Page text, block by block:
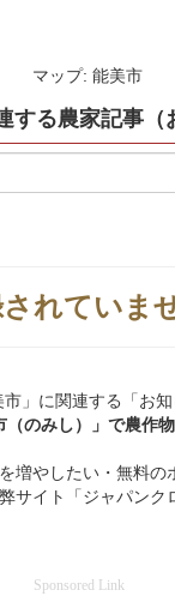
マップ: 能美市
する農家記事（
れていま
」に関連する「お
のみし）」 で農作
増やしたい・無料
サイト「ジャパン
Sponsored Link